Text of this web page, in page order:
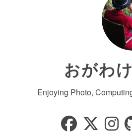
おがわ
Enjoying Photo,